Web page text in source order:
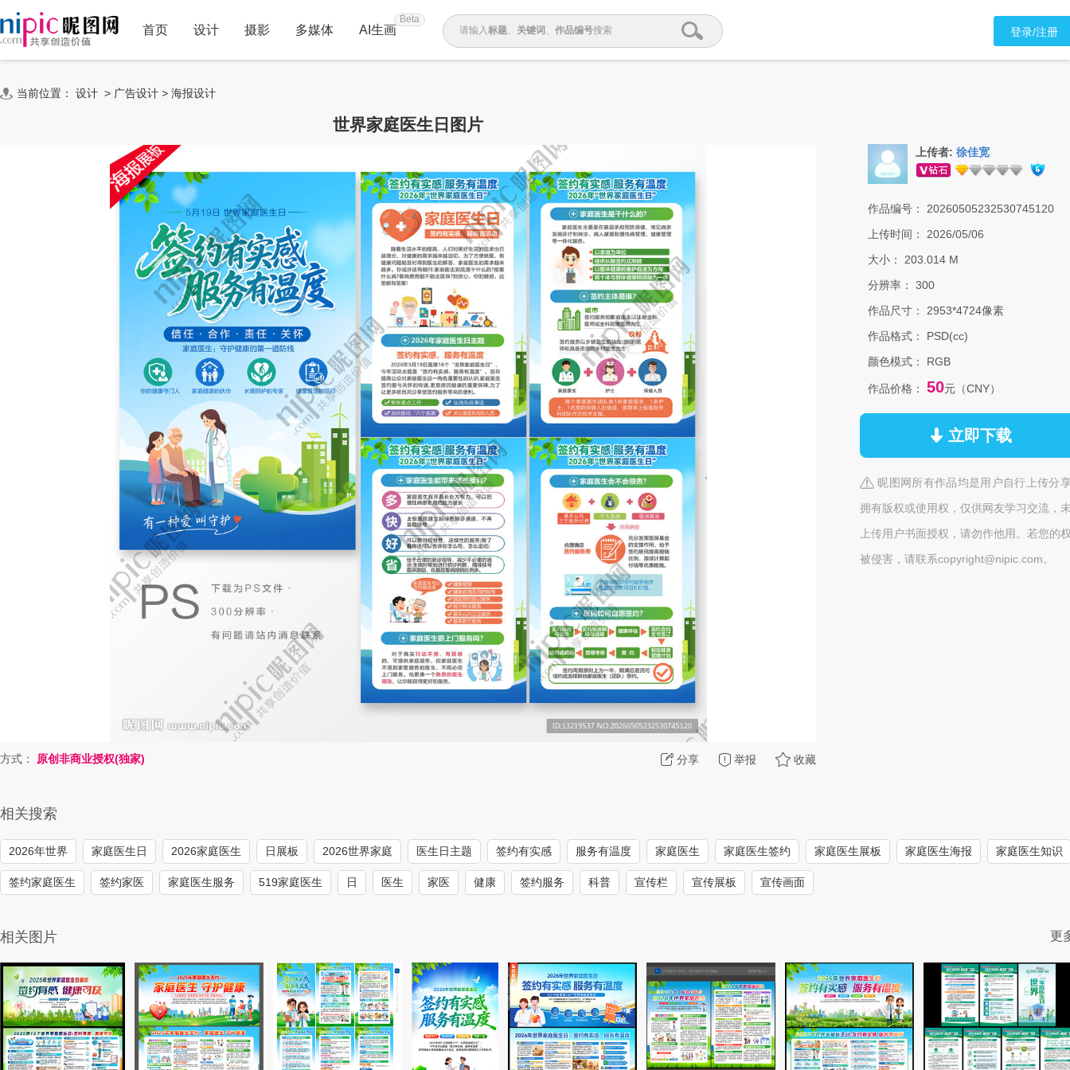
首页 设计 摄影 多媒体 AI生画
Beta
请输入标题、 关键词 、 作品编号搜索 登录/注册
当前位置： 设计 > 广告设计 > 海报设计
世界家庭医生日图片
分享 举报 收藏
方式： 原创非商业授权(独家)
上传者: 徐佳宽
作品编号：
20260505232530745120
上传时间：
2026/05/06
大小：
203.014 M
分辨率：
300
作品尺寸：
2953*4724像素
作品格式：
PSD(cc)
颜色模式：
RGB
作品价格： 50元（CNY）
立即下载
昵图网所有作品均是用户自行上传分
拥有版权或使用权，仅供网友学习交流，
上传用户书面授权，请勿作他用。若您的
被侵害，请联系copyright@nipic.com。
相关搜索
2026年世界 家庭医生日 2026家庭医生 日展板 2026世界家庭 医生日主题 签约有实感 服务有温度 家庭医生 家庭医生签约 家庭医生展板 家庭医生海报 家庭医生知识
签约家庭医生 签约家医 家庭医生服务 519家庭医生 日 医生 家医 健康 签约服务 科普 宣传栏 宣传展板 宣传画面
相关图片 更